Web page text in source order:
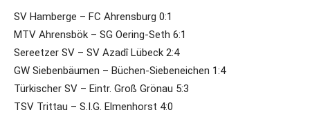
SV Hamberge – FC Ahrensburg 0:1
MTV Ahrensbök – SG Oering-Seth 6:1
Sereetzer SV – SV Azadî Lübeck 2:4
GW Siebenbäumen – Büchen-Siebeneichen 1:4
Türkischer SV – Eintr. Groß Grönau 5:3
TSV Trittau – S.I.G. Elmenhorst 4:0